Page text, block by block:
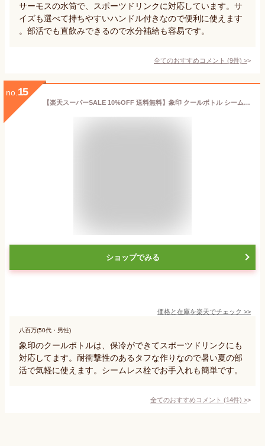
サーモスの水筒で、スポーツドリンクに対応しています。サ
イズも選べて持ちやすいハンドル付きなので便利に使えます
。部活でも直飲みできるので水分補給も容易です。
全てのおすすめコメント (9件) >
no. 15
【楽天スーパーSALE 10%OFF 送料無料】象印 クールボトル シームレスせん 1L 1.0L 1.5L スポーツドリンク対応 保冷専用 水筒 すいとう ボトル スポーツボトル ステンレス製 子ども キッズ シームレス 広口 1.0リットル 1リットル 男の子 女の子 小学生 中学生 部活 スポ
ショップでみる
価格と在庫を楽天でチェック >>
八百万(50代・男性)
象印のクールボトルは、保冷ができてスポーツドリンクにも
対応してます。耐衝撃性のあるタフな作りなので暑い夏の部
活で気軽に使えます。シームレス栓でお手入れも簡単です。
全てのおすすめコメント (14件) >